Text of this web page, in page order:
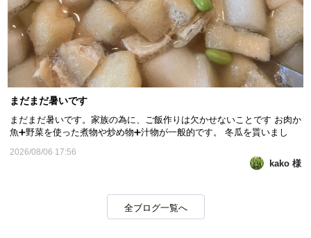
まだまだ暑いです
まだまだ暑いです。家族の為に、ご飯作りは欠かせないことです お肉か
魚➕野菜を使った煮物や炒め物➕汁物が一般的です。 冬瓜を貰いまし
やカリウム等の栄養素が豊富に含まれていて 他の野菜と比べてカロリー
2026/08/06 17:56
kako 様
全ブログ一覧へ